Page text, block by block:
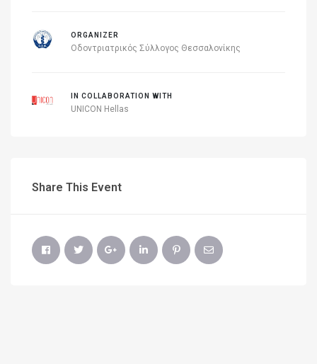
ORGANIZER
Οδοντριατρικός Σύλλογος Θεσσαλονίκης
IN COLLABORATION WITH
UNICON Hellas
Share This Event